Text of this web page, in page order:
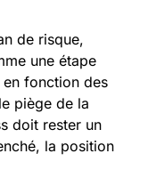
de risque,
une étape
fonction des
piège de la
doit rester un
la position